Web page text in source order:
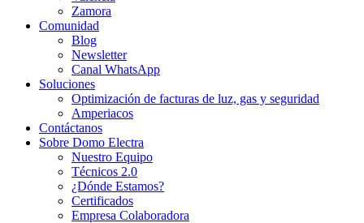
Zamora
Comunidad
Blog
Newsletter
Canal WhatsApp
Soluciones
Optimización de facturas de luz, gas y seguridad
Amperiacos
Contáctanos
Sobre Domo Electra
Nuestro Equipo
Técnicos 2.0
¿Dónde Estamos?
Certificados
Empresa Colaboradora